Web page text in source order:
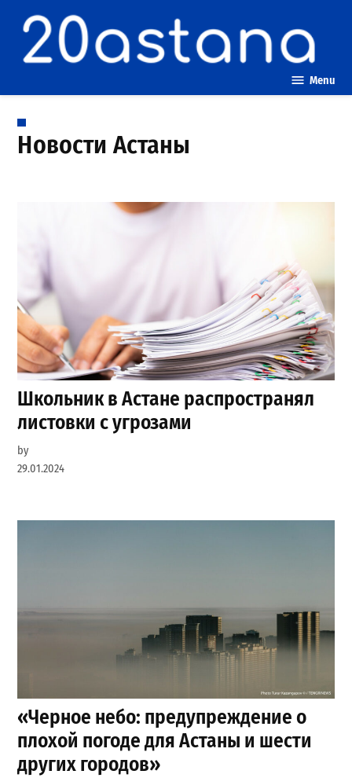
content
Menu
Новости Астаны
Школьник в Астане распространял
листовки с угрозами
by
29.01.2024
«Черное небо: предупреждение о
плохой погоде для Астаны и шести
других городов»